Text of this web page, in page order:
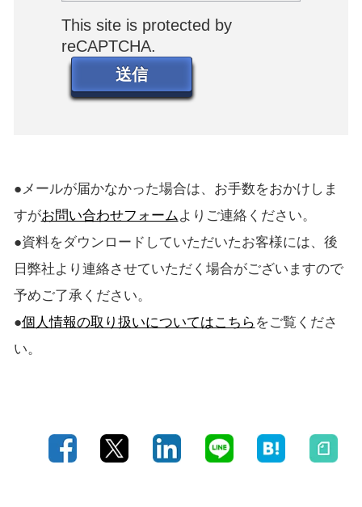
This site is protected by
reCAPTCHA.
送信
●メールが届かなかった場合は、お手数をおかけしま
すがお問い合わせフォームよりご連絡ください。
●資料をダウンロードしていただいたお客様には、後
日弊社より連絡させていただく場合がございますので
予めご了承ください。
●個人情報の取り扱いについてはこちら をご覧くださ
い。